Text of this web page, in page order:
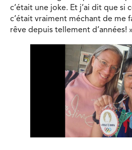
c’était une joke. Et j’ai dit que si
c’était vraiment méchant de me
rêve depuis tellement d’années! »